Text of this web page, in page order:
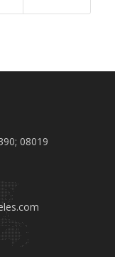
08019